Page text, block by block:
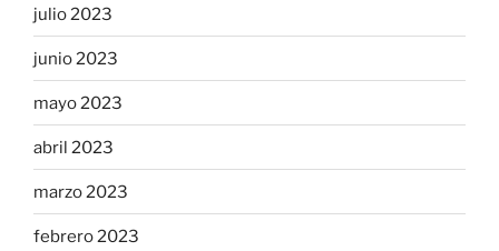
julio 2023
junio 2023
mayo 2023
abril 2023
marzo 2023
febrero 2023